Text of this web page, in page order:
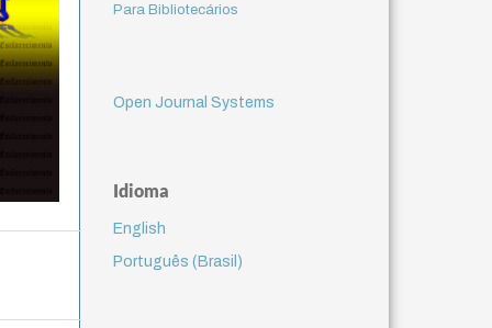
Para Bibliotecários
Open Journal Systems
Idioma
English
Português (Brasil)